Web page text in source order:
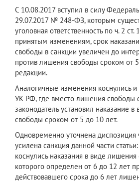
С 10.08.2017 вступил в силу
29.07.2017 № 248-ФЗ, которым
уголовная ответственность по ч. 2
принятым изменениям, срок
свободы в санкции увеличен до
против лишения свободы сроком от
редакции.
Аналогичные изменения коснулись и
УК РФ, где вместо лишения свободы
законодатель установил наказание
свободы сроком от 5 до 10 лет.
Одновременно уточнена диспозиция
усилена санкция данной части
коснулись наказания в виде
которого определен от 6 до 12 лет
действовавшего срока до 6 лет